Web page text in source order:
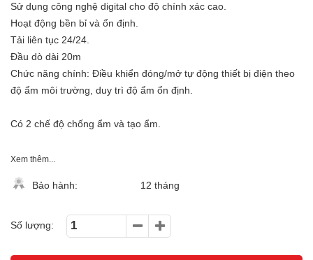
Sử dụng công nghệ digital cho độ chính xác cao.
Hoạt động bền bỉ và ổn định.
Tải liên tục 24/24.
Đầu dò dài 20m
Chức năng chính: Điều khiển đóng/mở tự động thiết bị điện theo
độ ẩm môi trường, duy trì độ ẩm ổn định.
Có 2 chế độ chống ẩm và tạo ẩm.
Xem thêm...
Bảo hành: 12 tháng
Số lượng: